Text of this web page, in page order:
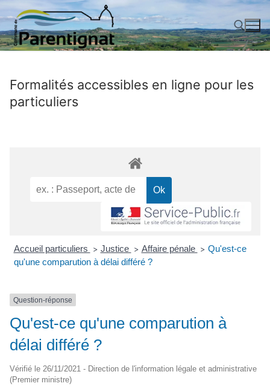
Aller
contenu
Formalités accessibles en ligne pour les
particuliers
Accueil particuliers > Justice > Affaire pénale > Qu'est-ce
qu'une comparution à délai différé ?
Question-réponse
Qu'est-ce qu'une comparution à
délai différé ?
Vérifié le 26/11/2021 - Direction de l'information légale et administrative
(Premier ministre)